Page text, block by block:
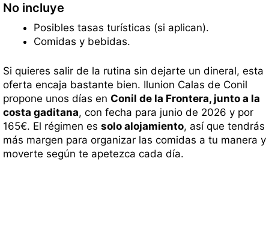
No incluye
Posibles tasas turísticas (si aplican).
Comidas y bebidas.
Si quieres salir de la rutina sin dejarte un dineral, esta
oferta encaja bastante bien. Ilunion Calas de Conil
propone unos días en Conil de la Frontera, junto a la
costa gaditana, con fecha para junio de 2026 y por
165€. El régimen es solo alojamiento, así que tendrás
más margen para organizar las comidas a tu manera y
moverte según te apetezca cada día.